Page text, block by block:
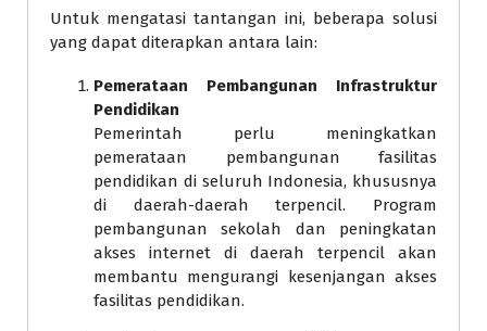
Untuk mengatasi tantangan ini, beberapa solusi
yang dapat diterapkan antara lain:
Pemerataan Pembangunan Infrastruktur
Pendidikan
Pemerintah perlu meningkatkan
pemerataan pembangunan fasilitas
pendidikan di seluruh Indonesia, khususnya
di daerah-daerah terpencil. Program
pembangunan sekolah dan peningkatan
akses internet di daerah terpencil akan
membantu mengurangi kesenjangan akses
fasilitas pendidikan.